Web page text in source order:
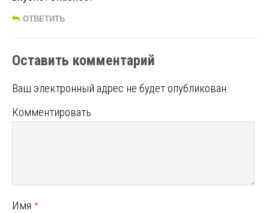
ОТВЕТИТЬ
Оставить комментарий
Ваш электронный адрес не будет опубликован.
Комментировать
Имя *